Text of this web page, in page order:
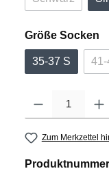
(Diese
Größe Socken
35-37 S 41-
Zum Merkzettel